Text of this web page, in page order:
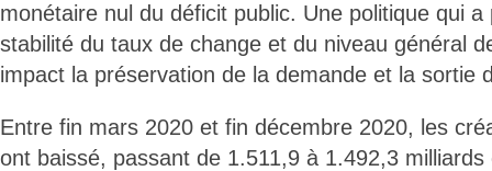
monétaire nul du déficit public. Une politique qui
stabilité du taux de change et du niveau général
impact la préservation de la demande et la sortie
Entre fin mars 2020 et fin décembre 2020, les
ont baissé, passant de 1.511,9 à 1.492,3 milliards